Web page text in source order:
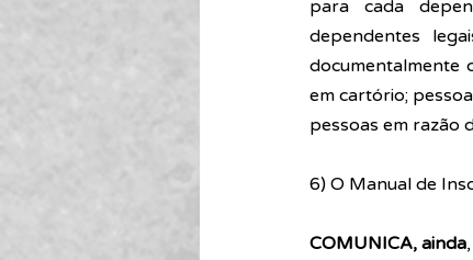
para cada
dependentes
documentalmente
em cartório;
pessoas em razão
6) O Manual de
COMUNICA, ainda